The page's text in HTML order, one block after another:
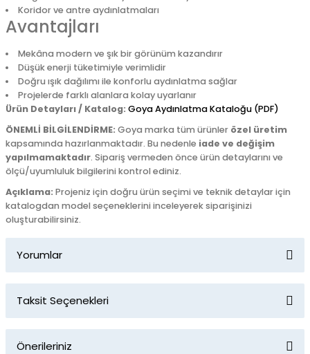
Koridor ve antre aydınlatmaları
Avantajları
Mekâna modern ve şık bir görünüm kazandırır
Düşük enerji tüketimiyle verimlidir
Doğru ışık dağılımı ile konforlu aydınlatma sağlar
Projelerde farklı alanlara kolay uyarlanır
Ürün Detayları / Katalog: Goya Aydınlatma Kataloğu (PDF)
ÖNEMLİ BİLGİLENDİRME: Goya marka tüm ürünler özel üretim
kapsamında hazırlanmaktadır. Bu nedenle iade ve değişim
yapılmamaktadır. Sipariş vermeden önce ürün detaylarını ve
ölçü/uyumluluk bilgilerini kontrol ediniz.
Açıklama: Projeniz için doğru ürün seçimi ve teknik detaylar için
katalogdan model seçeneklerini inceleyerek siparişinizi
oluşturabilirsiniz.
Yorumlar
Taksit Seçenekleri
Önerileriniz